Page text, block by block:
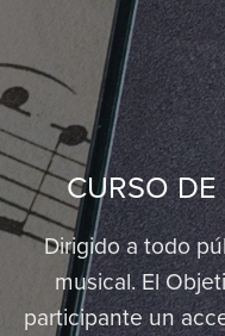
CURSO
Dirigido a todo
musical. El
participante un